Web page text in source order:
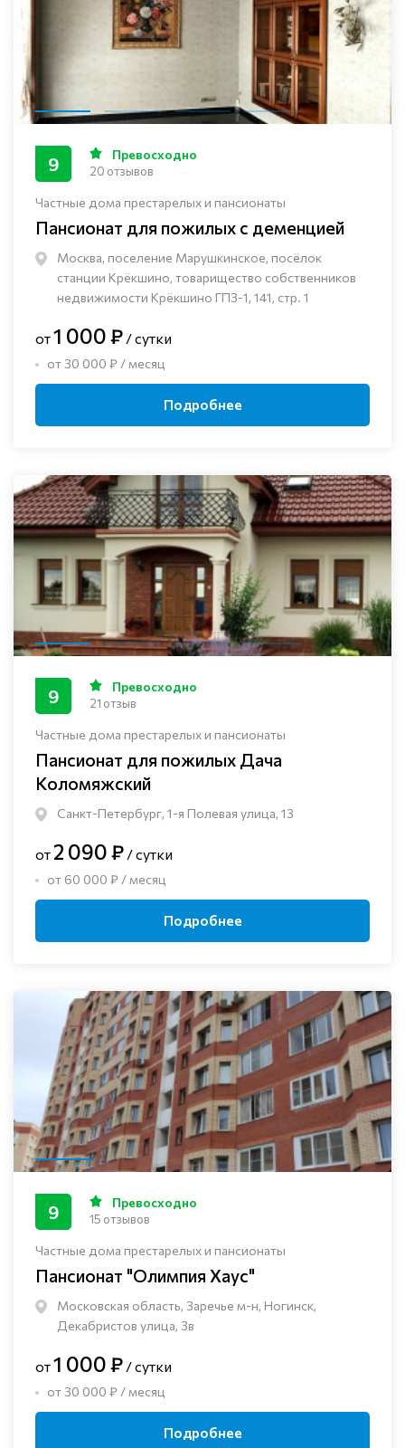
Частные дома престарелых и пансионаты
Пансионат для пожилых с деменцией
Москва, поселение Марушкинское, посёлок
станции Крёкшино, товарищество собственников
недвижимости Крёкшино ГПЗ-1, 141, стр. 1
9 Превосходно
20 отзывов
от1 000 ₽ / сутки
от 30 000 ₽ / месяц
Подробнее
Частные дома престарелых и пансионаты
Пансионат для пожилых Дача
Коломяжский
Санкт-Петербург, 1-я Полевая улица, 13
9 Превосходно
21 отзыв
от 2 090 ₽ / сутки
от 60 000 ₽ / месяц
Подробнее
Частные дома престарелых и пансионаты
Пансионат "Олимпия Хаус"
Московская область, Заречье м-н, Ногинск, ​
Декабристов улица, 3в
9 Превосходно
15 отзывов
от1 000 ₽ / сутки
от 30 000 ₽ / месяц
Подробнее